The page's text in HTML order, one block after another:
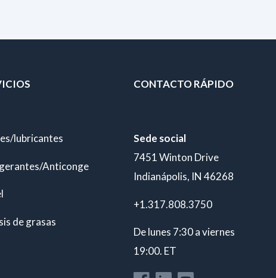
lubricantes
Anticongelantes
de grasas
CONTACTO RÁPIDO
Sede social
7451 Winton Drive
Indianápolis, IN 46268
+1.317.808.3750
De lunes 7:30 a viernes
19:00. ET